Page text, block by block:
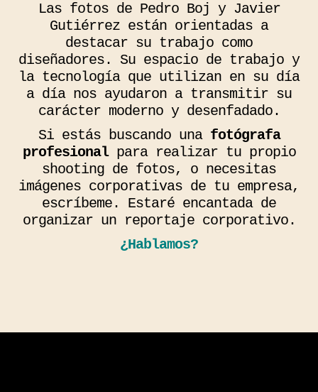
Las fotos de Pedro Boj y Javier
Gutiérrez están orientadas a
destacar su trabajo como
diseñadores. Su espacio de trabajo y
la tecnología que utilizan en su día
a día nos ayudaron a transmitir su
carácter moderno y desenfadado.
Si estás buscando una fotógrafa
profesionalpara realizar tu propio
shooting de fotos, o necesitas
imágenes corporativas de tu empresa,
escríbeme. Estaré encantada de
organizar un reportaje corporativo.
¿Hablamos?